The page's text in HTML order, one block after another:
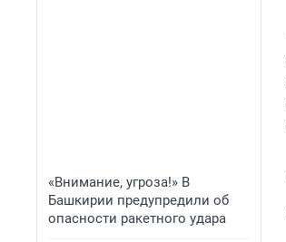
«Внимание, угроза!» В
Башкирии предупредили об
опасности ракетного удара